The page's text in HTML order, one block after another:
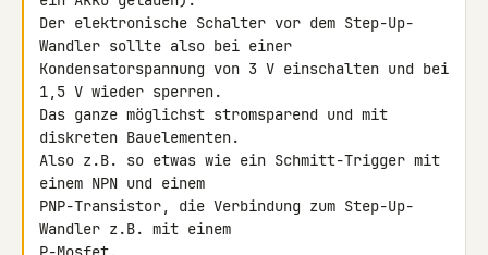
Der elektronische Schalter vor dem Step-Up-
Wandler sollte also bei einer
Kondensatorspannung von 3 V einschalten und bei
1,5 V wieder sperren.
Das ganze möglichst stromsparend und mit
diskreten Bauelementen.
Also z.B. so etwas wie ein Schmitt-Trigger mit
einem NPN und einem
PNP-Transistor, die Verbindung zum Step-Up-
Wandler z.B. mit einem